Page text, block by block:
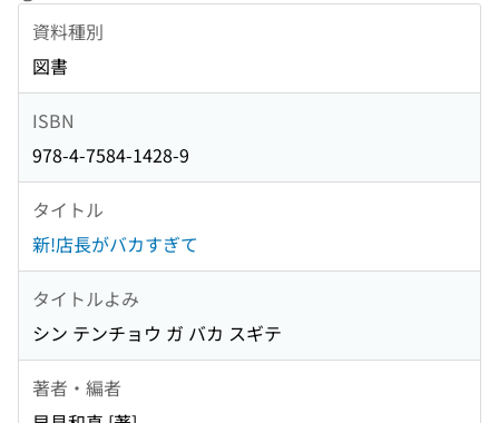
資料種別
図書
ISBN
978-4-7584-1428-9
タイトル
新!店長がバカすぎて
タイトルよみ
シン テンチョウ ガ バカ スギテ
著者・編者